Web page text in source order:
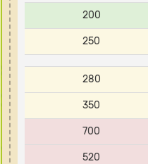
200
250
280
350
700
520